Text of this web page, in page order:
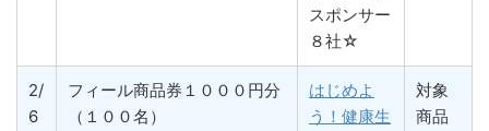
スポンサー
８社☆
2/
6
フィール商品券１０００円分
（１００名）
はじめよ
う！健康生
対象
商品